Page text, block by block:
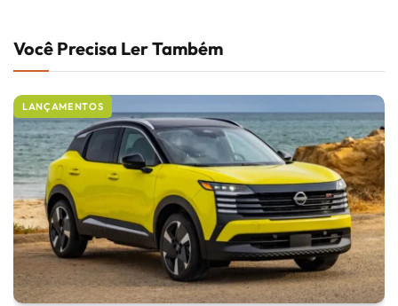
Você Precisa Ler Também
LANÇAMENTOS